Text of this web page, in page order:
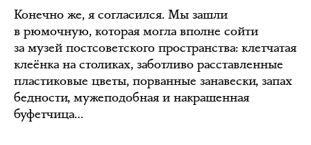
Конечно же, я согласился. Мы зашли
в рюмочную, которая могла вполне сойти
за музей постсоветского пространства: клетчатая
клеёнка на столиках, заботливо расставленные
пластиковые цветы, порванные занавески, запах
бедности, мужеподобная и накрашенная
буфетчица…